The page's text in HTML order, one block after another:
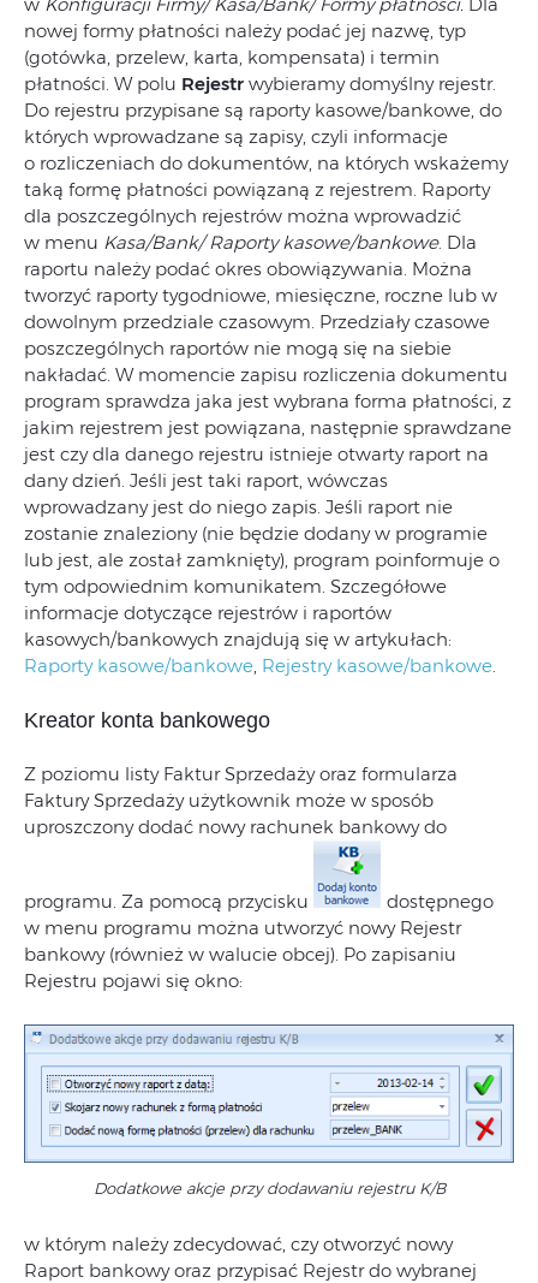
nowej formy płatności należy podać jej nazwę, typ
(gotówka, przelew, karta, kompensata) i termin
płatności. W polu Rejestr wybieramy domyślny rejestr.
Do rejestru przypisane są raporty kasowe/bankowe, do
których wprowadzane są zapisy, czyli informacje
o rozliczeniach do dokumentów, na których wskażemy
taką formę płatności powiązaną z rejestrem. Raporty
dla poszczególnych rejestrów można wprowadzić
w menu Kasa/Bank/ Raporty kasowe/bankowe. Dla
raportu należy podać okres obowiązywania. Można
tworzyć raporty tygodniowe, miesięczne, roczne lub w
dowolnym przedziale czasowym. Przedziały czasowe
poszczególnych raportów nie mogą się na siebie
nakładać. W momencie zapisu rozliczenia dokumentu
program sprawdza jaka jest wybrana forma płatności, z
jakim rejestrem jest powiązana, następnie sprawdzane
jest czy dla danego rejestru istnieje otwarty raport na
dany dzień. Jeśli jest taki raport, wówczas
wprowadzany jest do niego zapis. Jeśli raport nie
zostanie znaleziony (nie będzie dodany w programie
lub jest, ale został zamknięty), program poinformuje o
tym odpowiednim komunikatem. Szczegółowe
informacje dotyczące rejestrów i raportów
kasowych/bankowych znajdują się w artykułach:
Raporty kasowe/bankowe, Rejestry kasowe/bankowe.
Kreator konta bankowego
Z poziomu listy Faktur Sprzedaży oraz formularza
Faktury Sprzedaży użytkownik może w sposób
uproszczony dodać nowy rachunek bankowy do
programu. Za pomocą przycisku
dostępnego
w menu programu można utworzyć nowy Rejestr
bankowy (również w walucie obcej). Po zapisaniu
Rejestru pojawi się okno:
Dodatkowe akcje przy dodawaniu rejestru K/B
w którym należy zdecydować, czy otworzyć nowy
Raport bankowy oraz przypisać Rejestr do wybranej